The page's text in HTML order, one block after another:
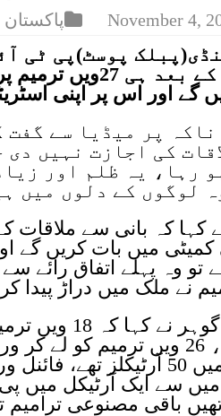
November 4, پاکستان
پوسٹ)پی ٹی
ملاقات کے بعد
گے اور اس پر اپنی
ناکہ پر میڈیا سے
کی اجازت نہیں
رہا، یہ ظلم اور
لوگوں کے دلوں میں
میں بات کریں گے
ملک میں دراڑ پیدا کر رکھی ہے اب
باقی مصنوعی ترامیم تھیں لیکن 5